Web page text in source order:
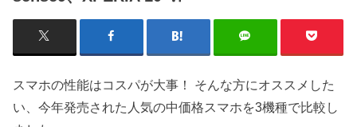
スマホの性能はコスパが大事！ そんな方にオススメした
い、今年発売された人気の中価格スマホを3機種で比較し